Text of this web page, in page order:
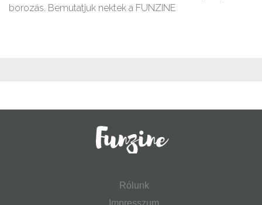
borozás. Bemutatjuk nektek a FUNZINE
Rólunk
Impresszum